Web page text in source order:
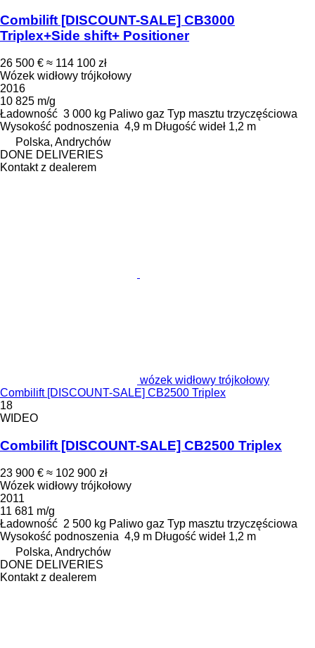
Combilift [DISCOUNT-SALE] CB3000
Triplex+Side shift+ Positioner
26 500 € ≈ 114 100 zł
Wózek widłowy trójkołowy
2016
10 825 m/g
Ładowność 3 000 kg Paliwo gaz Typ masztu trzyczęściowa
Wysokość podnoszenia 4,9 m Długość wideł 1,2 m
Polska, Andrychów
DONE DELIVERIES
Kontakt z dealerem
wózek widłowy trójkołowy
Combilift [DISCOUNT-SALE] CB2500 Triplex
18
WIDEO
Combilift [DISCOUNT-SALE] CB2500 Triplex
23 900 € ≈ 102 900 zł
Wózek widłowy trójkołowy
2011
11 681 m/g
Ładowność 2 500 kg Paliwo gaz Typ masztu trzyczęściowa
Wysokość podnoszenia 4,9 m Długość wideł 1,2 m
Polska, Andrychów
DONE DELIVERIES
Kontakt z dealerem